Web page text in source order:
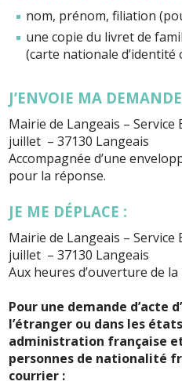
nom, prénom, filiation
une copie du livret de
(carte nationale
J’ENVOIE MA
Mairie de Langeais – Service
juillet – 37130 Langeais
Accompagnée d’une
pour la réponse.
JE ME DÉPLACE :
Mairie de Langeais – Service
juillet – 37130 Langeais
Aux heures d’ouverture de
Pour une demande d’acte
l’étranger ou dans les
administration française
personnes de nationalité
courrier :